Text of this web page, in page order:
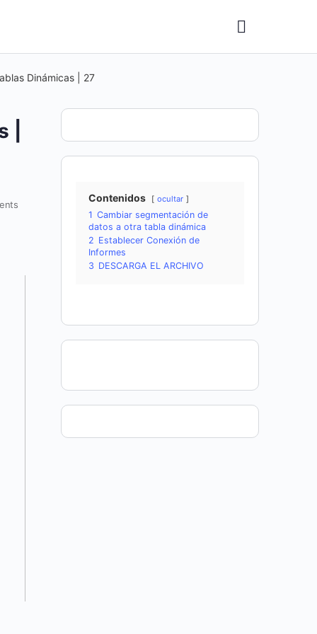
Dinámicas | 27
Contenidos ocultar
1 Cambiar segmentación de
datos a otra tabla dinámica
2 Establecer Conexión de
Informes
3 DESCARGA EL ARCHIVO